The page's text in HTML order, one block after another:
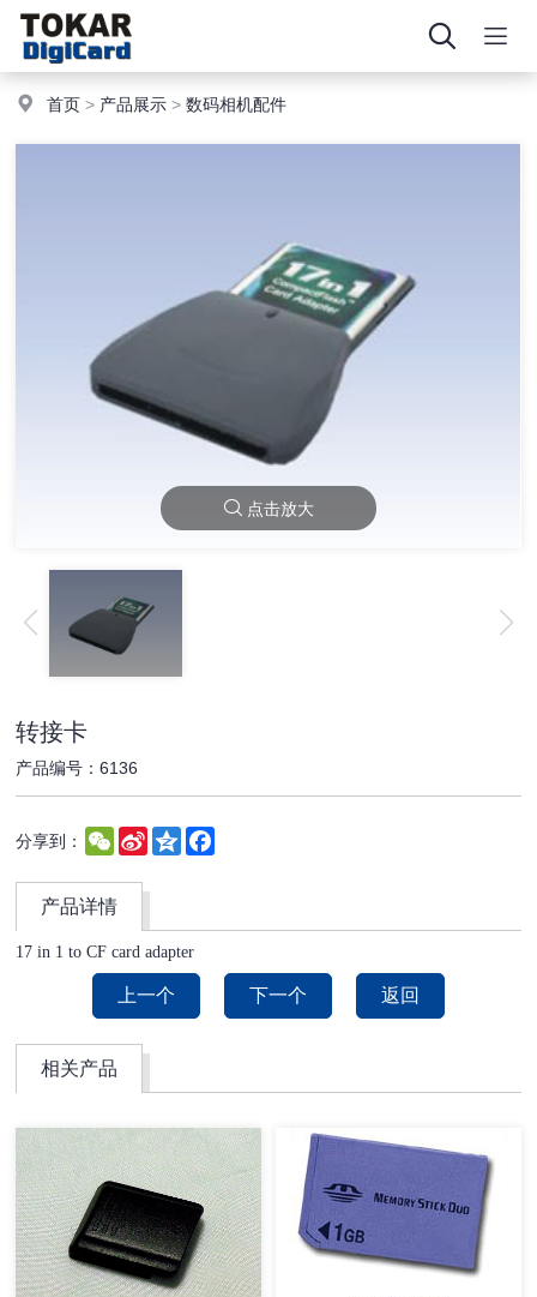
首页 > 产品展示 >数码相机配件
点击放大
转接卡
产品编号：6136
分享到： WeChat
Sina
Weibo
Qzone
产品详情
17 in 1 to CF card adapter
上一个 下一个 返回
相关产品